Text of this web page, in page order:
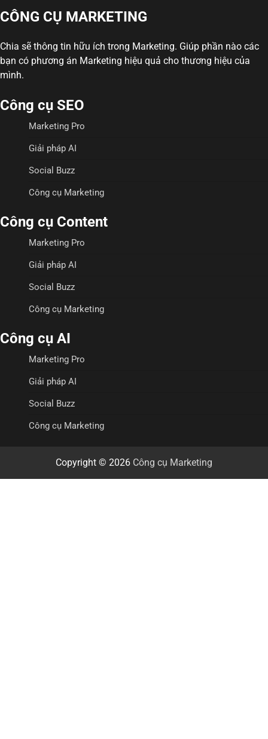
CÔNG CỤ MARKETING
Chia sẽ thông tin hữu ích trong Marketing. Giúp phần nào các
bạn có phương án Marketing hiệu quả cho thương hiệu của
mình.
Công cụ SEO
Marketing Pro
Giải pháp AI
Social Buzz
Công cụ Marketing
Công cụ Content
Marketing Pro
Giải pháp AI
Social Buzz
Công cụ Marketing
Công cụ AI
Marketing Pro
Giải pháp AI
Social Buzz
Công cụ Marketing
Copyright © 2026 Công cụ Marketing